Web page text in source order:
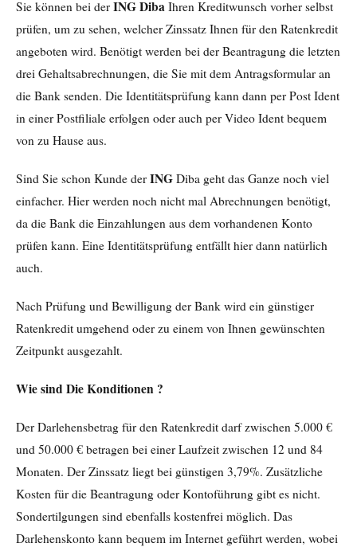
Sie können bei der ING Diba Ihren Kreditwunsch vorher selbst
prüfen, um zu sehen, welcher Zinssatz Ihnen für den Ratenkredit
angeboten wird. Benötigt werden bei der Beantragung die letzten
drei Gehaltsabrechnungen, die Sie mit dem Antragsformular an
die Bank senden. Die Identitätsprüfung kann dann per Post Ident
in einer Postfiliale erfolgen oder auch per Video Ident bequem
von zu Hause aus.
Sind Sie schon Kunde der ING Diba geht das Ganze noch viel
einfacher. Hier werden noch nicht mal Abrechnungen benötigt,
da die Bank die Einzahlungen aus dem vorhandenen Konto
prüfen kann. Eine Identitätsprüfung entfällt hier dann natürlich
auch.
Nach Prüfung und Bewilligung der Bank wird ein günstiger
Ratenkredit umgehend oder zu einem von Ihnen gewünschten
Zeitpunkt ausgezahlt.
Wie sind Die Konditionen ?
Der Darlehensbetrag für den Ratenkredit darf zwischen 5.000 €
und 50.000 € betragen bei einer Laufzeit zwischen 12 und 84
Monaten. Der Zinssatz liegt bei günstigen 3,79%. Zusätzliche
Kosten für die Beantragung oder Kontoführung gibt es nicht.
Sondertilgungen sind ebenfalls kostenfrei möglich. Das
Darlehenskonto kann bequem im Internet geführt werden, wobei